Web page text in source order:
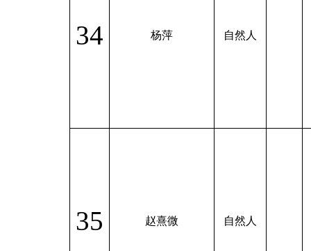
34 杨萍 自然人
35 赵熹微 自然人